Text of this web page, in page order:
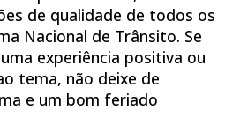
de qualidade de todos os
Nacional de Trânsito. Se
experiência positiva ou
tema, não deixe de
e um bom feriado